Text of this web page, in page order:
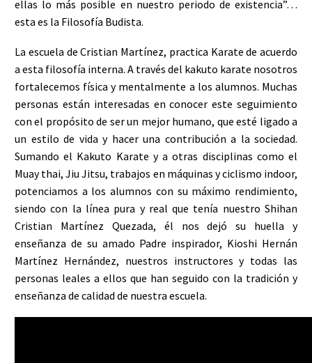
ellas lo más posible en nuestro periodo de existencia”…
esta es la Filosofía Budista.
La escuela de Cristian Martínez, practica Karate de acuerdo
a esta filosofía interna. A través del kakuto karate nosotros
fortalecemos física y mentalmente a los alumnos. Muchas
personas están interesadas en conocer este seguimiento
con el propósito de ser un mejor humano, que esté ligado a
un estilo de vida y hacer una contribución a la sociedad.
Sumando el Kakuto Karate y a otras disciplinas como el
Muay thai, Jiu Jitsu, trabajos en máquinas y ciclismo indoor,
potenciamos a los alumnos con su máximo rendimiento,
siendo con la línea pura y real que tenía nuestro Shihan
Cristian Martínez Quezada, él nos dejó su huella y
enseñanza de su amado Padre inspirador, Kioshi Hernán
Martínez Hernández, nuestros instructores y todas las
personas leales a ellos que han seguido con la tradición y
enseñanza de calidad de nuestra escuela.